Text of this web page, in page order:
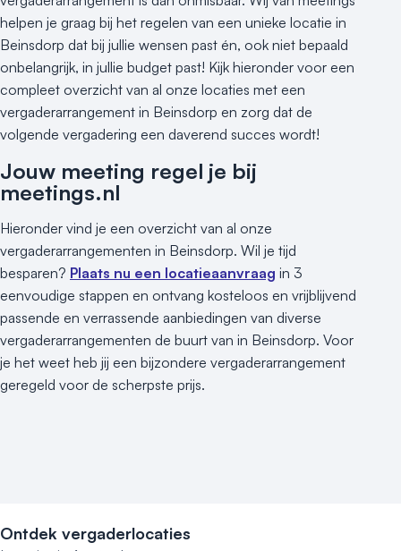
helpen je graag bij het regelen van een unieke locatie in
Beinsdorp dat bij jullie wensen past én, ook niet bepaald
onbelangrijk, in jullie budget past! Kijk hieronder voor een
compleet overzicht van al onze locaties met een
vergaderarrangement in Beinsdorp en zorg dat de
volgende vergadering een daverend succes wordt!
Jouw meeting regel je bij
meetings.nl
Hieronder vind je een overzicht van al onze
vergaderarrangementen in Beinsdorp. Wil je tijd
besparen? Plaats nu een locatieaanvraag in 3
eenvoudige stappen en ontvang kosteloos en vrijblijvend
passende en verrassende aanbiedingen van diverse
vergaderarrangementen de buurt van in Beinsdorp. Voor
je het weet heb jij een bijzondere vergaderarrangement
geregeld voor de scherpste prijs.
Ontdek vergaderlocaties